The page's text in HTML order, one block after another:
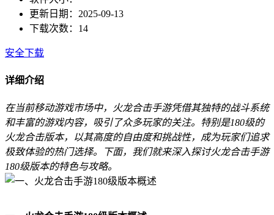
更新日期：2025-09-13
下载次数：14
安全下载
详细介绍
在当前移动游戏市场中，火龙合击手游凭借其独特的战斗系统
和丰富的游戏内容，吸引了众多玩家的关注。特别是180级的
火龙合击版本，以其高度的自由度和挑战性，成为玩家们追求
极致体验的热门选择。下面，我们就来深入探讨火龙合击手游
180级版本的特色与攻略。